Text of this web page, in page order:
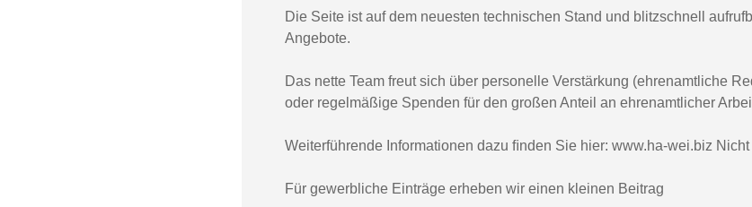
Die Seite ist auf dem neuesten technischen Stand und blitzschnell
Angebote.
Das nette Team freut sich über personelle Verstärkung (ehrenamtliche
oder regelmäßige Spenden für den großen Anteil an ehrenamtlicher
Weiterführende Informationen dazu ﬁnden Sie hier: www.ha-wei.biz
Für gewerbliche Einträge erheben wir einen kleinen Beitrag